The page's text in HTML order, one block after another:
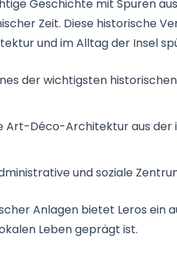
Geschichte mit Spuren
Zeit. Diese historische
und im Alltag der Insel
der wichtigsten
Art-Déco-Architektur aus der
und soziale
Anlagen bietet Leros ein
Leben geprägt ist.